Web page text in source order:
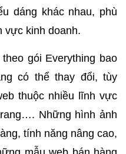
dáng khác nhau, phù
vực kinh doanh.
gói Everything bao
có thể thay đổi, tùy
thuộc nhiều lĩnh vực
Những hình ảnh
tính năng nâng cao,